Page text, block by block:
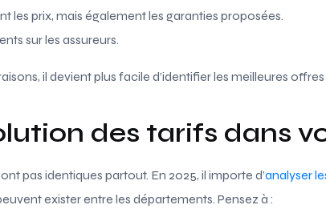
les prix, mais également les garanties proposées.
sur les assureurs.
il devient plus facile d’identifier les meilleures
des tarifs dans
pas identiques partout. En 2025, il importe d’analyser
exister entre les départements. Pensez à :